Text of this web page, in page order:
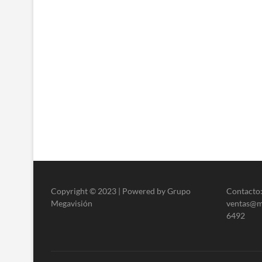
Copyright © 2023 | Powered by Grupo
Megavisión
6492